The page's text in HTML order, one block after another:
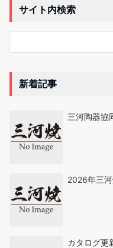
サイト内検索
新着記事
三河陶器協
2026年三
カタログ更